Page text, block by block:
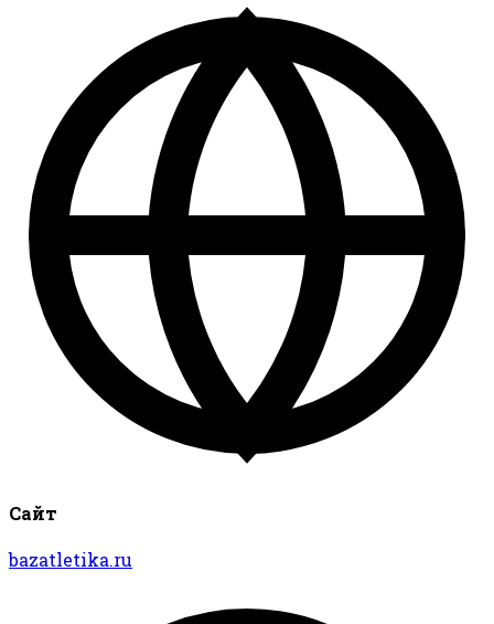
Сайт
bazatletika.ru